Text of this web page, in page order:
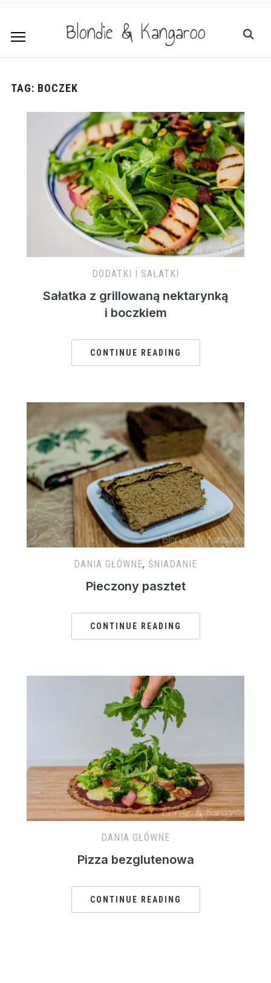
Blondie & Kangaroo
TAG: BOCZEK
DODATKI I SAŁATKI
Sałatka z grillowaną nektarynką
i boczkiem
CONTINUE READING
DANIA GŁÓWNE, ŚNIADANIE
Pieczony pasztet
CONTINUE READING
DANIA GŁÓWNE
Pizza bezglutenowa
CONTINUE READING